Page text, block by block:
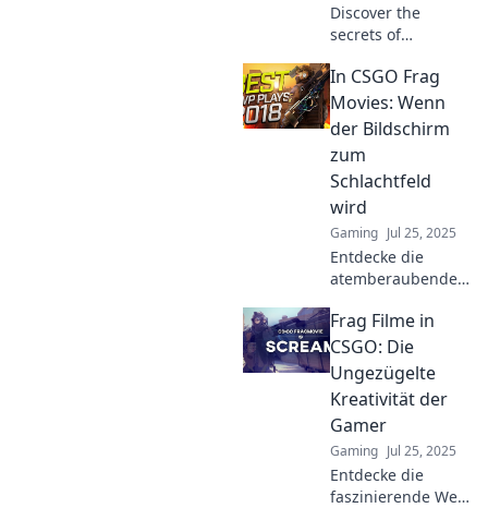
Discover the
secrets of
CSGO! Unleash
your fragging
skills and elevate
legendary status!
In CSGO Frag
Movies: Wenn
der Bildschirm
zum
Schlachtfeld
wird
Gaming Jul 25, 2025
Entdecke die
atemberaubende
Frag Movies, wo
epische Aktionen
und packende
Momente den
Bildschirm zum
Schlachtfeld
verwandeln!
Frag Filme in
CSGO: Die
Ungezügelte
Kreativität der
Gamer
Gaming Jul 25, 2025
Entdecke die
faszinierende Welt